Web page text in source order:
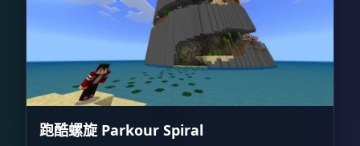
跑酷螺旋 Parkour Spiral